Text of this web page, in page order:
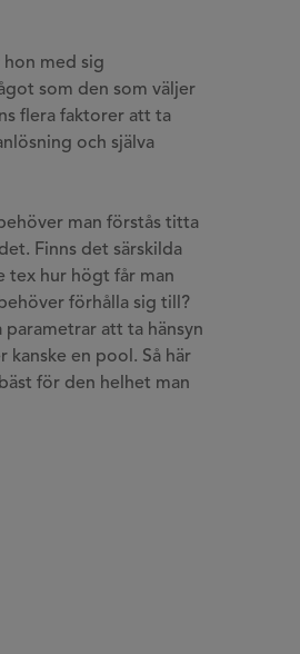
med sig
som den som väljer
flera faktorer att ta
och själva
man förstås titta
Finns det särskilda
tex hur högt får man
förhålla sig till?
att ta hänsyn
kanske en pool. Så här
för den helhet man